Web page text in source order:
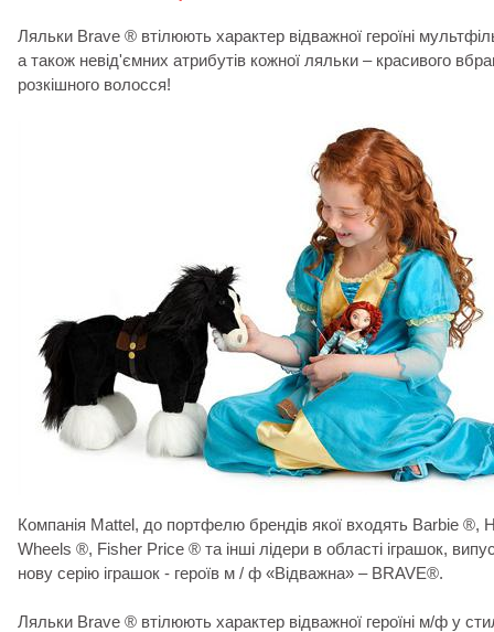
Ляльки Brave ® втілюють характер відважної героїні
а також невід'ємних атрибутів кожної ляльки – красивого
розкішного волосся!
Компанія Mattel, до портфелю брендів якої входять Barbie ®,
Wheels ®, Fisher Price ® та інші лідери в області іграшок,
нову серію іграшок - героїв м / ф «Відважна» – BRAVE®.
Ляльки Brave ® втілюють характер відважної героїні м/ф у